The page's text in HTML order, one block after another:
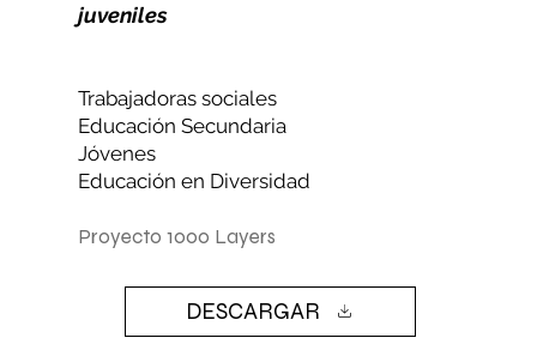
juveniles
Trabajadoras sociales
Educación Secundaria
Jóvenes
Educación en Diversidad
Proyecto 1000 Layers
DESCARGAR